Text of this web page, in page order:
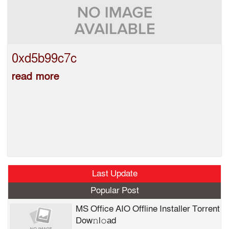
0xd5b99c7c
read more
Last Update
Popular Post
MS Office AIO Offline Installer Torrent
Dow𝚗l𝚘аd